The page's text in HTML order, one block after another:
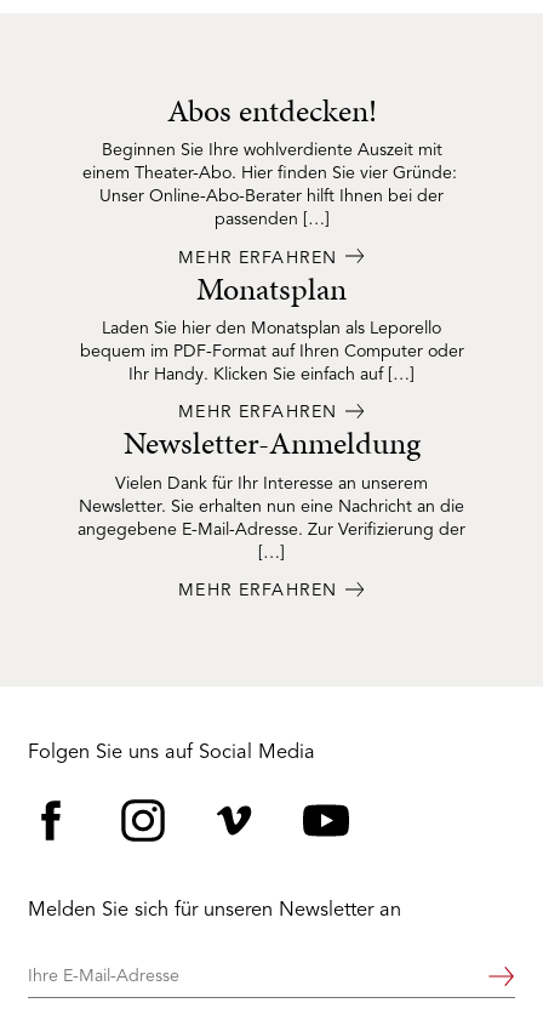
Abos entdecken!
Beginnen Sie Ihre wohlverdiente Auszeit mit
einem Theater-Abo. Hier finden Sie vier Gründe:
Unser Online-Abo-Berater hilft Ihnen bei der
passenden […]
MEHR ERFAHREN
Monatsplan
Laden Sie hier den Monatsplan als Leporello
bequem im PDF-Format auf Ihren Computer oder
Ihr Handy. Klicken Sie einfach auf […]
MEHR ERFAHREN
Newsletter-Anmeldung
Vielen Dank für Ihr Interesse an unserem
Newsletter. Sie erhalten nun eine Nachricht an die
angegebene E-Mail-Adresse. Zur Verifizierung der
[…]
MEHR ERFAHREN
Folgen Sie uns auf Social Media
Melden Sie sich für unseren Newsletter an
Ihre
Weiter